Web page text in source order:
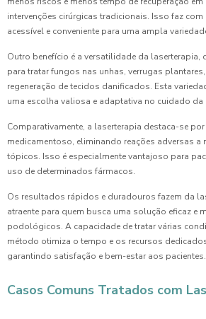
intervenções cirúrgicas tradicionais. Isso faz
acessível e conveniente para uma ampla
Outro benefício é a versatilidade da laserterapia,
para tratar fungos nas unhas, verrugas
regeneração de tecidos danificados. Esta
uma escolha valiosa e adaptativa no cuidado da
Comparativamente, a laserterapia destaca-se
medicamentoso, eliminando reações adversas a
tópicos. Isso é especialmente vantajoso para
uso de determinados fármacos.
Os resultados rápidos e duradouros fazem da
atraente para quem busca uma solução eficaz e
podológicos. A capacidade de tratar várias
método otimiza o tempo e os recursos
garantindo satisfação e bem-estar aos pacientes.
Casos Comuns Tratados com